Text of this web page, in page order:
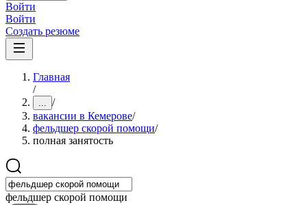
Войти
Войти
Создать резюме
Главная
/
... /
вакансии в Кемерове/
фельдшер скорой помощи/
полная занятость
фельдшер скорой помощи